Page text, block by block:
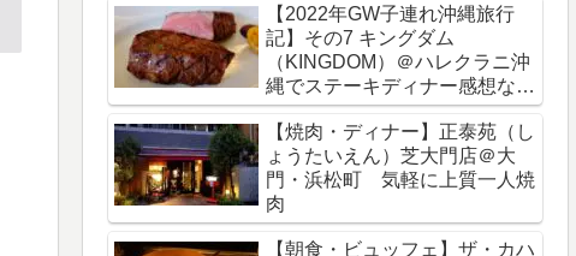
【2022年GW子連れ沖縄旅行
記】その7 キングダム
（KINGDOM）＠ハレクラニ沖
縄でステーキディナー感想など
をブログレビュー
【焼肉・ディナー】正泰苑（し
ょうたいえん）芝大門店＠大
門・浜松町 気軽に上質一人焼
肉
【朝食・ビュッフェ】ザ・カハ